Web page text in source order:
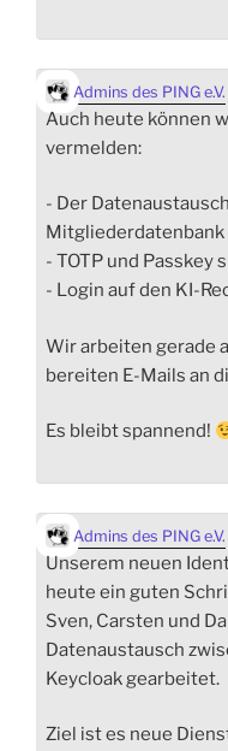
Admins des PING e.V.
Auch heute können
vermelden:
- Der
Mitgliederdatenbank
- TOTP und Passkey
- Login auf den KI-
Wir arbeiten gerade
bereiten E-Mails an
Es bleibt spannend!
Admins des PING e.V.
Unserem neuen
heute ein guten
Sven, Carsten und
Datenaustausch
Keycloak gearbeitet.
Ziel ist es neue